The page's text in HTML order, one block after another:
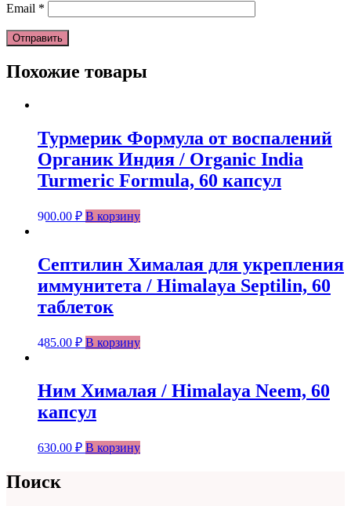
Email *
Похожие товары
Турмерик Формула от воспалений
Органик Индия / Organic India
Turmeric Formula, 60 капсул
900.00 ₽ В корзину
Септилин Хималая для укрепления
иммунитета / Himalaya Septilin, 60
таблеток
485.00 ₽ В корзину
Ним Хималая / Himalaya Neem, 60
капсул
630.00 ₽ В корзину
Поиск